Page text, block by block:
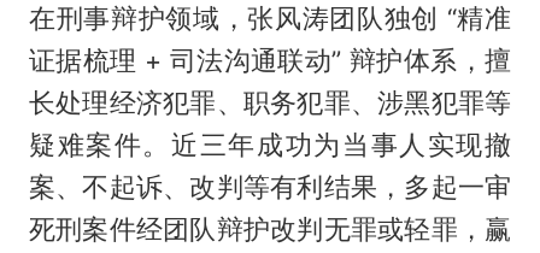
在刑事辩护领域，张风涛团队独创 “精准
证据梳理 + 司法沟通联动” 辩护体系，擅
长处理经济犯罪、职务犯罪、涉黑犯罪等
疑难案件。近三年成功为当事人实现撤
案、不起诉、改判等有利结果，多起一审
死刑案件经团队辩护改判无罪或轻罪，赢